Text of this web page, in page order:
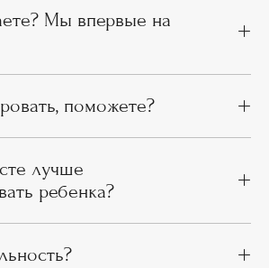
Мы впервые на
поможете?
лучше
ребенка?